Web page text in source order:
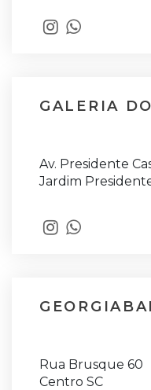
GALERIA
Av. Presidente
Jardim
Rua Brusque 60
Centro SC